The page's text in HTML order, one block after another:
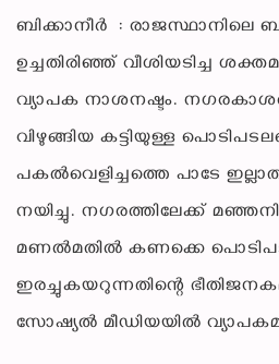
ബിക്കാനീർ : രാജസ്ഥാനിലെ
ഉച്ചതിരിഞ്ഞ് വീശിയടിച്ച
വ്യാപക നാശനഷ്ടം.
വിഴുങ്ങിയ കട്ടിയുള്ള
പകൽവെളിച്ചത്തെ പാടേ
നയിച്ചു. നഗരത്തിലേക്ക്
മണൽമതിൽ കണക്കെ
ഇരച്ചുകയറുന്നതിന്റെ
സോഷ്യൽ മീഡിയയിൽ